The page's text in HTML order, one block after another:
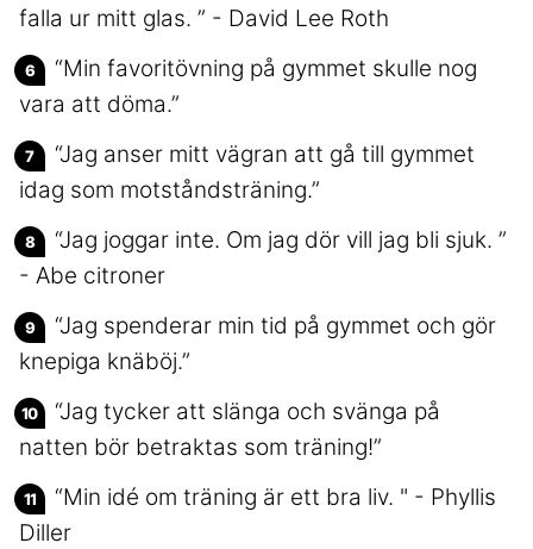
falla ur mitt glas. ” - David Lee Roth
“Min favoritövning på gymmet skulle nog
vara att döma.”
“Jag anser mitt vägran att gå till gymmet
idag som motståndsträning.”
“Jag joggar inte. Om jag dör vill jag bli sjuk. ”
- Abe citroner
“Jag spenderar min tid på gymmet och gör
knepiga knäböj.”
“Jag tycker att slänga och svänga på
natten bör betraktas som träning!”
“Min idé om träning är ett bra liv. " - Phyllis
Diller